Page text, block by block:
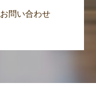
お問い合わせ